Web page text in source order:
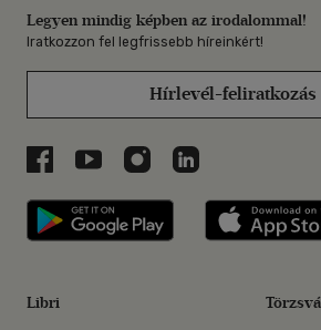
Legyen mindig képben az irodalommal!
Iratkozzon fel legfrissebb híreinkért!
Hírlevél-feliratkozás
Libri a Facebookon
Libri a Youtube-on
Libri az Instagramon
Libri a
Libri applikáció
Libri